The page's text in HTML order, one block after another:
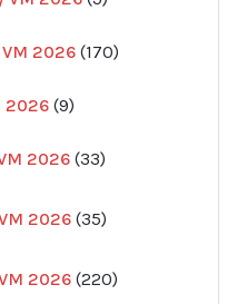
2026 170
produkter
2026 99
2026 33
produkter
2026 35
produkter
2026 220
produkter